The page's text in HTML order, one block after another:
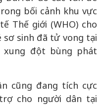
bối cảnh khu vực
Thế giới (WHO) cho
sinh đã tử vong tại
xung đột bùng phát
cũng đang tích cực
cho người dân tại